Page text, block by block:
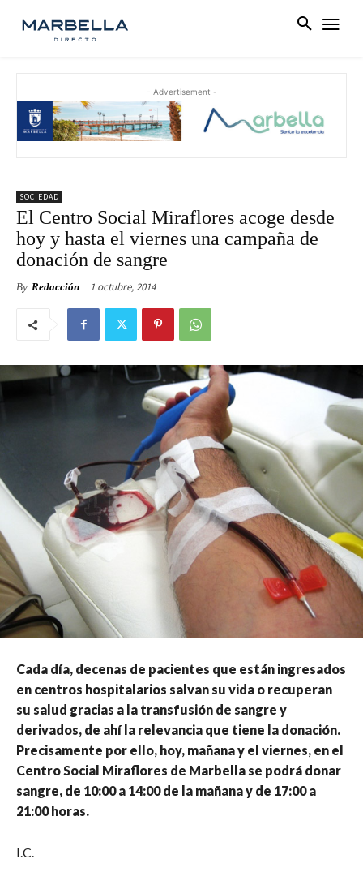
- Advertisement -
SOCIEDAD
El Centro Social Miraflores acoge desde
hoy y hasta el viernes una campaña de
donación de sangre
By Redacción 1 octubre, 2014
Cada día, decenas de pacientes que están ingresados
en centros hospitalarios salvan su vida o recuperan
su salud gracias a la transfusión de sangre y
derivados, de ahí la relevancia que tiene la donación.
Precisamente por ello, hoy, mañana y el viernes, en el
Centro Social Miraflores de Marbella se podrá donar
sangre, de 10:00 a 14:00 de la mañana y de 17:00 a
21:00 horas.
I.C.